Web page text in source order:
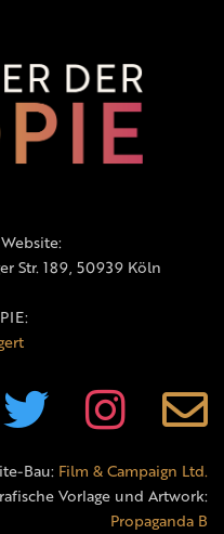
Str. 189, 50939 Köln
Bau: Film & Campaign Ltd.
Vorlage und Artwork:
Propaganda B